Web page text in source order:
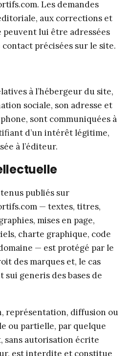
Les demandes
aux corrections et
peuvent lui être adressées
précisées sur le site.
à l’hébergeur du site,
sociale, son adresse et
sont communiquées à
d’un intérêt légitime,
à l’éditeur.
publiés sur
— textes, titres,
mises en page,
charte graphique, code
— est protégé par le
des marques et, le cas
sui generis des bases de
représentation, diffusion ou
ou partielle, par quelque
sans autorisation écrite
est interdite et constitue